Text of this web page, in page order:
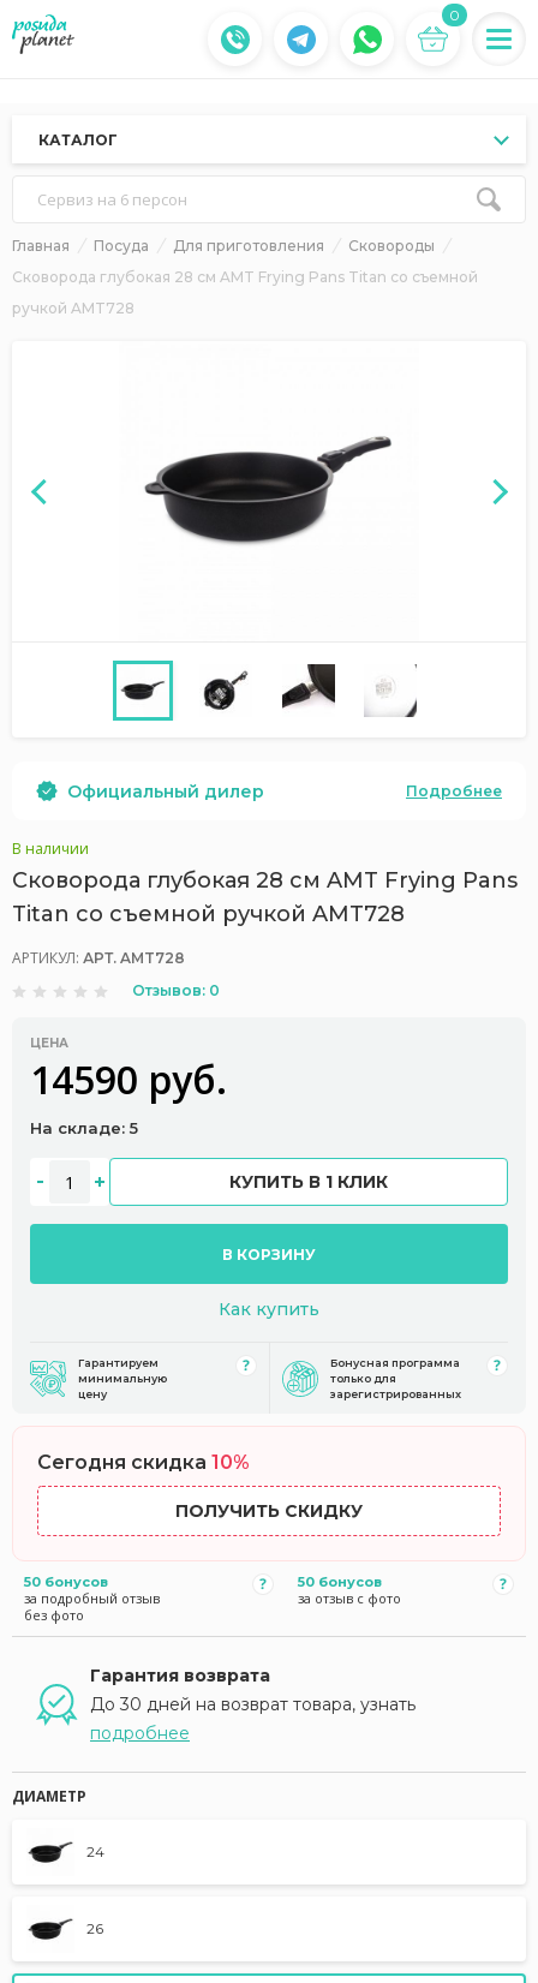
0
КАТАЛОГ
Сервиз на 6 персон
Главная Посуда Для приготовления
Сковороды
Сковорода глубокая 28 см AMT Frying Pans Titan со съемной
ручкой AMT728
Официальный дилер Подробнее
В наличии
Сковорода глубокая 28 см AMT Frying Pans
Titan со съемной ручкой AMT728
АРТИКУЛ: АРТ. AMT728
Отзывов: 0
ЦЕНА
14590 руб.
На складе: 5
КУПИТЬ В 1 КЛИК
В КОРЗИНУ
Как купить
Гарантируем
минимальную
цену
Бонусная программа
только для
зарегистрированных
Сегодня скидка 10%
ПОЛУЧИТЬ СКИДКУ
50 бонусов
за подробный отзыв
без фото
50 бонусов
за отзыв с фото
Гарантия возврата
До 30 дней на возврат товара, узнать
подробнее
ДИАМЕТР
24
26